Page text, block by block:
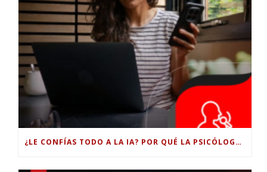
¿LE CONFÍAS TODO A LA IA? POR QUÉ LA PSICÓLOGA DICE QUE ESO PUEDE COSTARTE TUS PROPIAS HABILIDADES